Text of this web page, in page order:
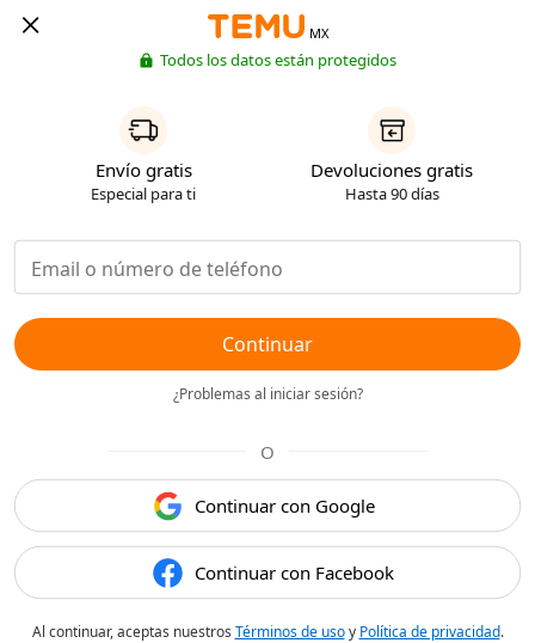
MX
Todos los datos están protegidos
Envío gratis
Especial para ti
Devoluciones gratis
Hasta 90 días
Continuar
¿Problemas al iniciar sesión?
O
Continuar con Google
Continuar con Facebook
Al continuar, aceptas nuestros Términos de usoy Política de privacidad.